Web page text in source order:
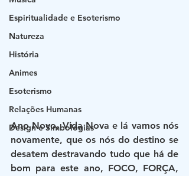
Espiritualidade e Esoterismo
Natureza
História
Animes
Esoterismo
Relações Humanas
Design e Simbologias
Ano Novo, Vida Nova e lá vamos nós
novamente, que os nós do destino se
desatem destravando tudo que há de
bom para este ano, FOCO, FORÇA,